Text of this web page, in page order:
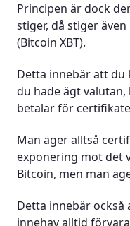
Principen är dock
stiger, då stiger
(Bitcoin XBT).
Detta innebär att du
du hade ägt
betalar för
Man äger alltså
exponering mot det
Bitcoin, men man
Detta innebär
innehav alltid